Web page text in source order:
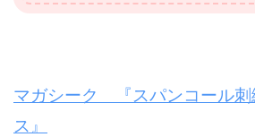
マガシーク 『スパンコール刺
ス』